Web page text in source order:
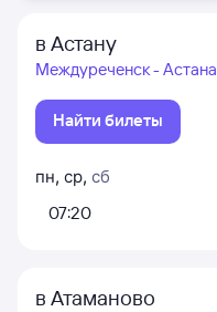
в Астану
Междуреченск - Астана
Найти билеты
пн, ср, сб
07:20
в Атаманово